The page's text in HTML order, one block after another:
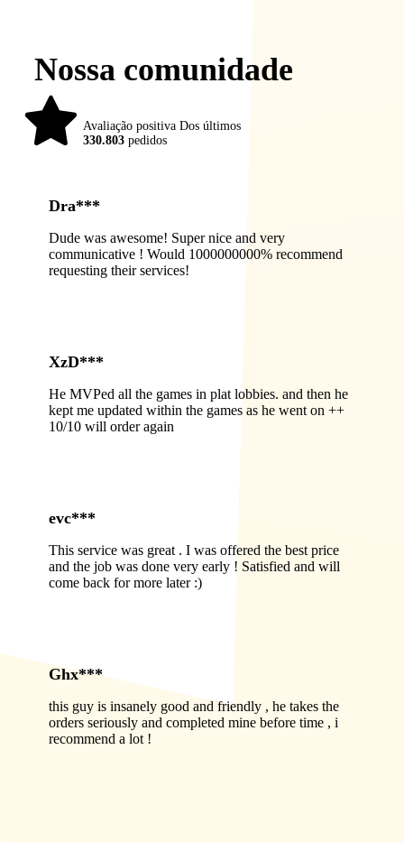
Nossa comunidade
Avaliação positiva Dos últimos
330.803 pedidos
Dra***
Dude was awesome! Super nice and very
communicative ! Would 1000000000% recommend
requesting their services!
XzD***
He MVPed all the games in plat lobbies. and then he
kept me updated within the games as he went on ++
10/10 will order again
evc***
This service was great . I was offered the best price
and the job was done very early ! Satisfied and will
come back for more later :)
Ghx***
this guy is insanely good and friendly , he takes the
orders seriously and completed mine before time , i
recommend a lot !